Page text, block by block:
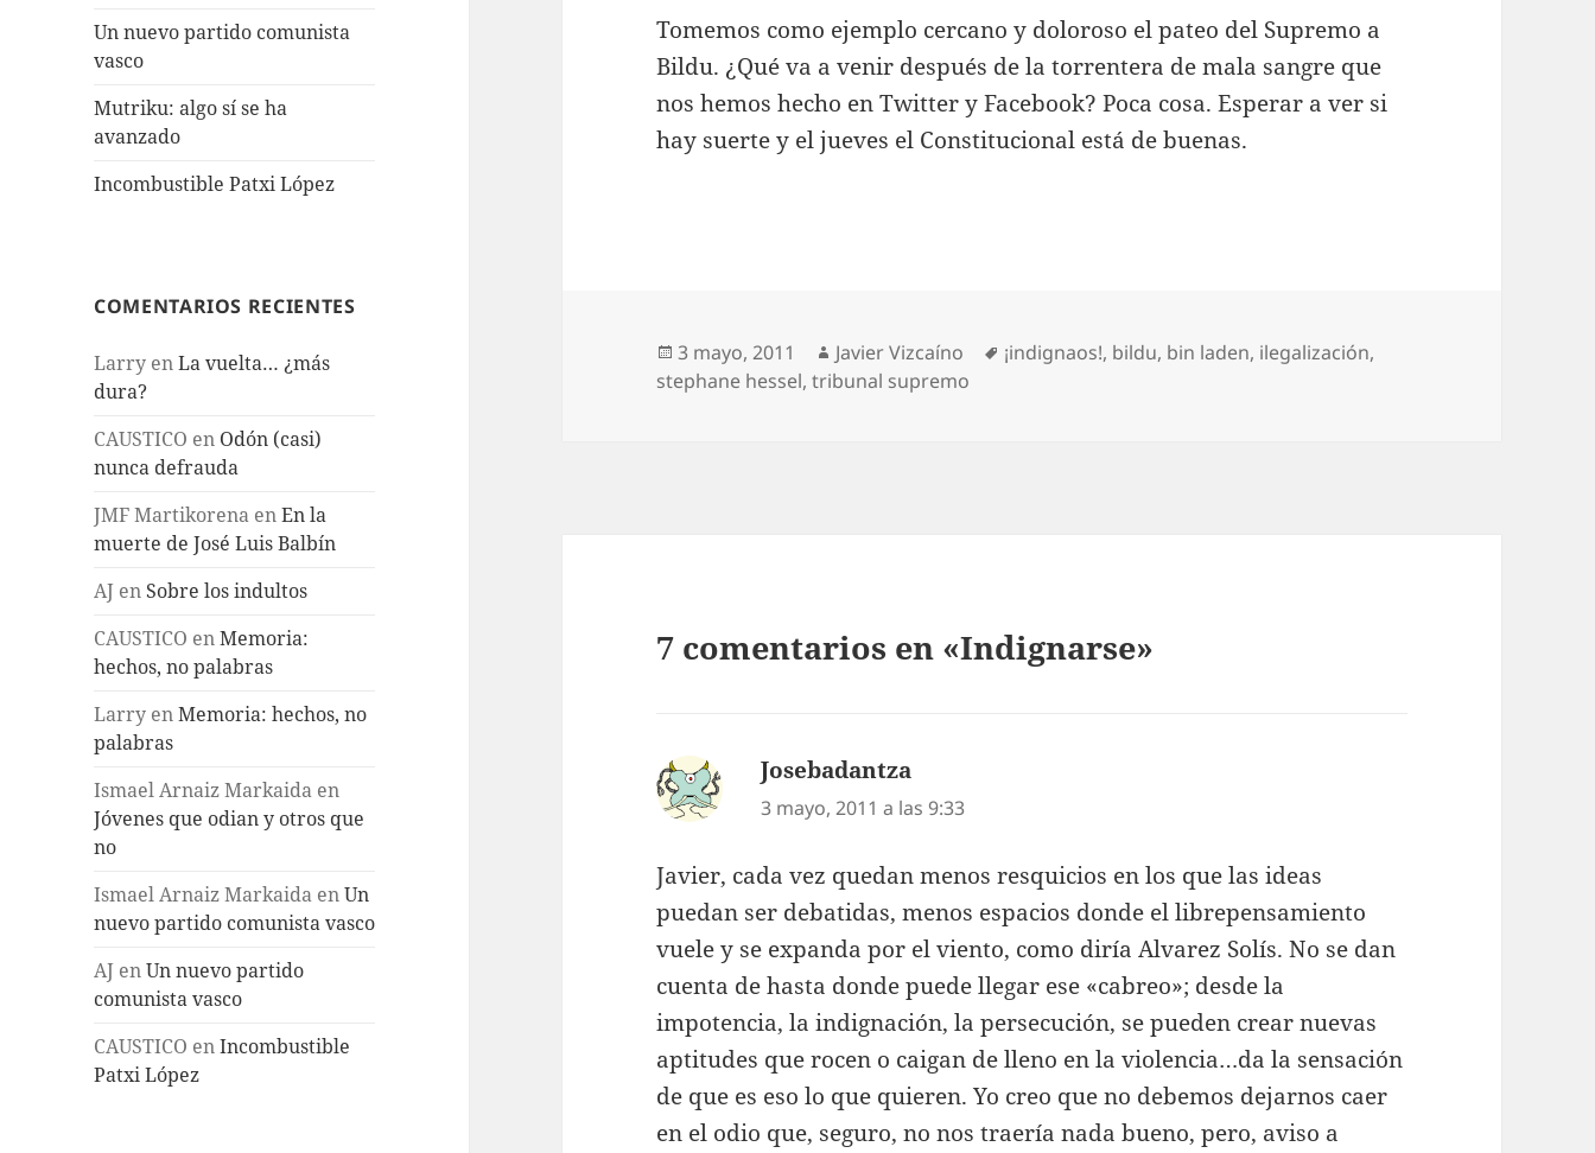
Un nuevo partido comunista
vasco
Mutriku: algo sí se ha
avanzado
Incombustible Patxi López
COMENTARIOS RECIENTES
Larry enLa vuelta… ¿más
dura?
CAUSTICO en Odón (casi)
nunca defrauda
JMF Martikorena enEn la
muerte de José Luis Balbín
AJ en Sobre los indultos
CAUSTICO enMemoria:
hechos, no palabras
Larry enMemoria: hechos, no
palabras
Ismael Arnaiz Markaida en
Jóvenes que odian y otros que
no
Ismael Arnaiz Markaida enUn
nuevo partido comunista vasco
AJ enUn nuevo partido
comunista vasco
CAUSTICO enIncombustible
Patxi López
Tomemos como ejemplo cercano y doloroso el pateo del Supremo a
Bildu. ¿Qué va a venir después de la torrentera de mala sangre que
nos hemos hecho en Twitter y Facebook? Poca cosa. Esperar a ver si
hay suerte y el jueves el Constitucional está de buenas.
Publicado
el
3 mayo, 2011 Autor
Javier Vizcaíno Etiquetas
¡indignaos!, bildu, bin laden, ilegalización,
stephane hessel,tribunal supremo
7 comentarios en «Indignarse»
Josebadantza
3 mayo, 2011 a las 9:33
Javier, cada vez quedan menos resquicios en los que las ideas
puedan ser debatidas, menos espacios donde el librepensamiento
vuele y se expanda por el viento, como diría Alvarez Solís. No se dan
cuenta de hasta donde puede llegar ese «cabreo»; desde la
impotencia, la indignación, la persecución, se pueden crear nuevas
aptitudes que rocen o caigan de lleno en la violencia…da la sensación
de que es eso lo que quieren. Yo creo que no debemos dejarnos caer
en el odio que, seguro, no nos traería nada bueno, pero, aviso a